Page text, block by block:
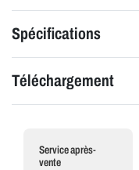
Spécifications
Téléchargement
Service après-
vente